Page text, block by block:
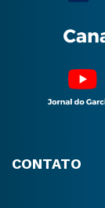
CONTATO